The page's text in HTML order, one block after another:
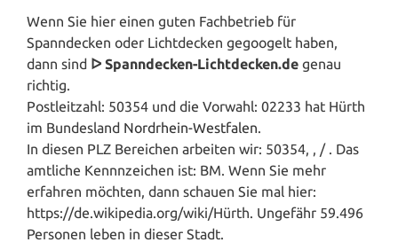
Wenn Sie hier einen guten Fachbetrieb für
Spanndecken oder Lichtdecken gegoogelt haben,
dann sind ᐅ Spanndecken-Lichtdecken.de genau
richtig.
Postleitzahl: 50354 und die Vorwahl: 02233 hat Hürth
im Bundesland Nordrhein-Westfalen.
In diesen PLZ Bereichen arbeiten wir: 50354, , / . Das
amtliche Kennnzeichen ist: BM. Wenn Sie mehr
erfahren möchten, dann schauen Sie mal hier:
https://de.wikipedia.org/wiki/Hürth. Ungefähr 59.496
Personen leben in dieser Stadt.